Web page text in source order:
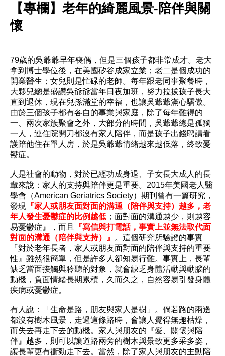
【專欄】老年的綺麗風景-陪伴與關
懷
79歲的吳爺爺早年喪偶，但是三個孩子都非常成才。老大
拿到博士學位後，在美國矽谷成家立業；老二是個成功的
開業醫生；女兒則是忙碌的老師。每年跟老同事聚餐時，
大夥兒總是盛讚吳爺爺當年日夜加班，努力拉拔孩子長大
直到退休，現在兒孫滿堂的幸福，也讓吳爺爺滿心驕傲。
由於三個孩子都有各自的事業與家庭，除了每年難得的
一、兩次家族聚會之外，大部分的時間，吳爺爺總是孤獨
一人，連住院開刀都沒有家人陪伴，而是孩子出錢聘請看
護陪他住在單人房，於是吳爺爺情緒越來越低落，終致憂
鬱症。
人是社會的動物，對於已經功成身退、子女長大成人的長
輩來說：家人的支持與陪伴更是重要。2015年美國老人醫
學會（American Geriatrics Society）期刊曾有一篇研究，
發現
『家人或朋友面對面的溝通（陪伴與支持）越多，老
年人發生憂鬱症的比例越低 ；面對面的溝通越少，則越容
易憂鬱症』，而且
『寫信與打電話，事實上並無法取代面
對面的溝通（陪伴與支持）』
。這個研究所驗證的事實
『對於老年長者，家人或朋友面對面的陪伴與支持的重要
性』雖然很簡單，但是許多人卻知易行難。事實上，長輩
缺乏當面接觸與聆聽的對象，就會缺乏身體活動與動腦的
動機，負面情緒長期累積，久而久之，自然容易引發身體
疾病或憂鬱症。
有人說：「生命是路，朋友與家人是樹」。倘若路的兩邊
都沒有樹木風景，走過這條路時，會讓人覺得無趣枯燥，
而失去再走下去的動機。家人與朋友的『愛、關懷與陪
伴』越多，則可以讓道路兩旁的樹木與景致更多采多姿，
讓長輩更有衝勁走下去。當然，除了家人與朋友的主動陪